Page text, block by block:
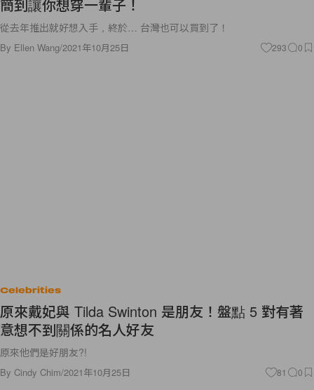
簡到讓你想穿一輩子！
從去年推出就好想入手，終於… 台灣也可以買到了！
By Ellen Wang/2021年10月25日 293 0
Celebrities
原來戴妃與 Tilda Swinton 是朋友！盤點 5 對有著
意想不到關係的名人好友
原來他們是好朋友?!
By Cindy Chim/2021年10月25日 81 0